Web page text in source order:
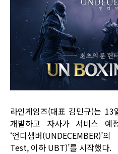
라인게임즈(대표 김민규)는
개발하고 자사가 서비스 예
‘언디셈버(UNDECEMBER)’
Test, 이하 UBT)’를 시작했다.